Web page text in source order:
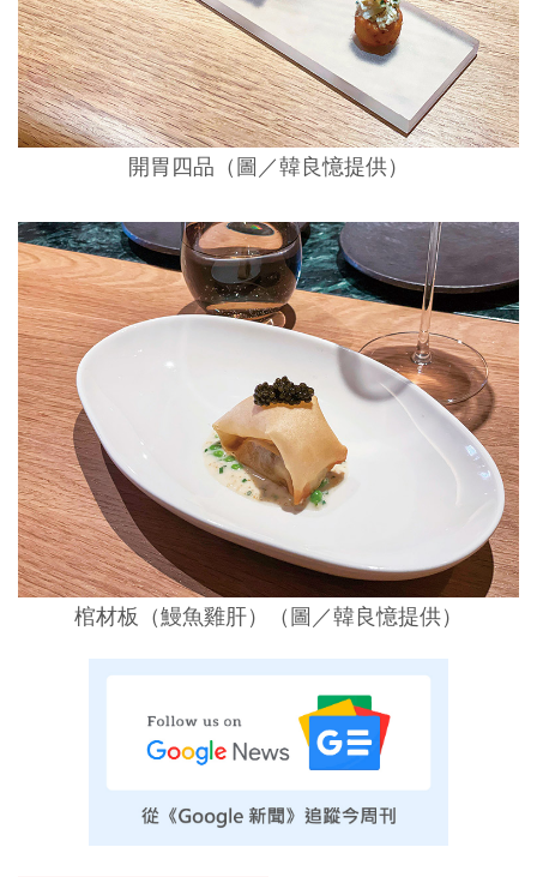
開胃四品（圖／韓良憶提供）
棺材板（鰻魚雞肝）（圖／韓良憶提供）